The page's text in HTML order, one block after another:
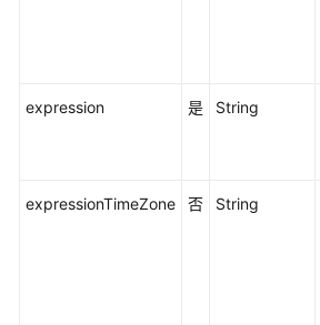
expression 是 String
expressionTimeZone 否 String